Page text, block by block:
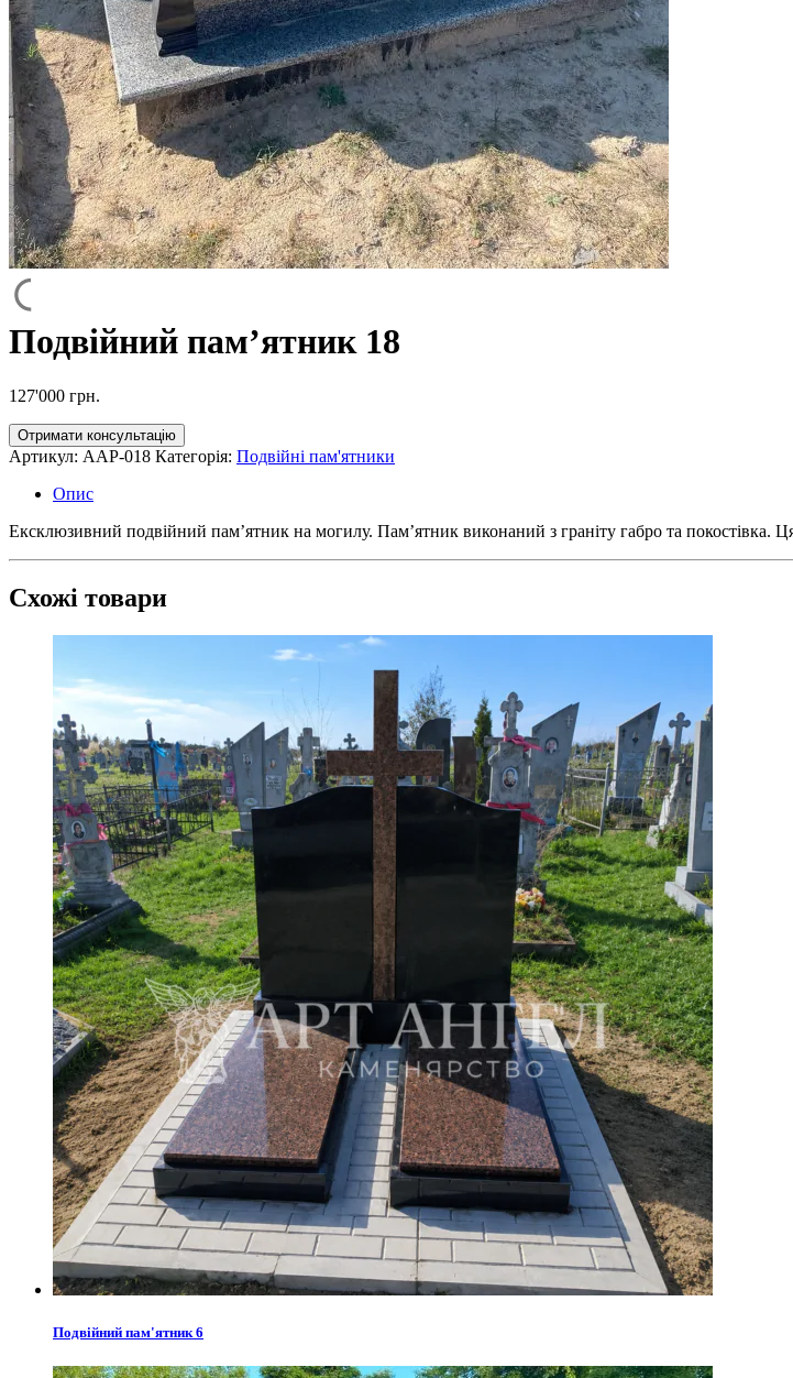
Подвійний пам’ятник 18
127'000 грн.
Отримати консультацію
Артикул: AAP-018 Категорія: Подвійні пам'ятники
Опис
Ексклюзивний подвійний пам’ятник на могилу. Пам’ятник виконаний з граніту габро та покостівка.
Схожі товари
Подвійний пам'ятник 6